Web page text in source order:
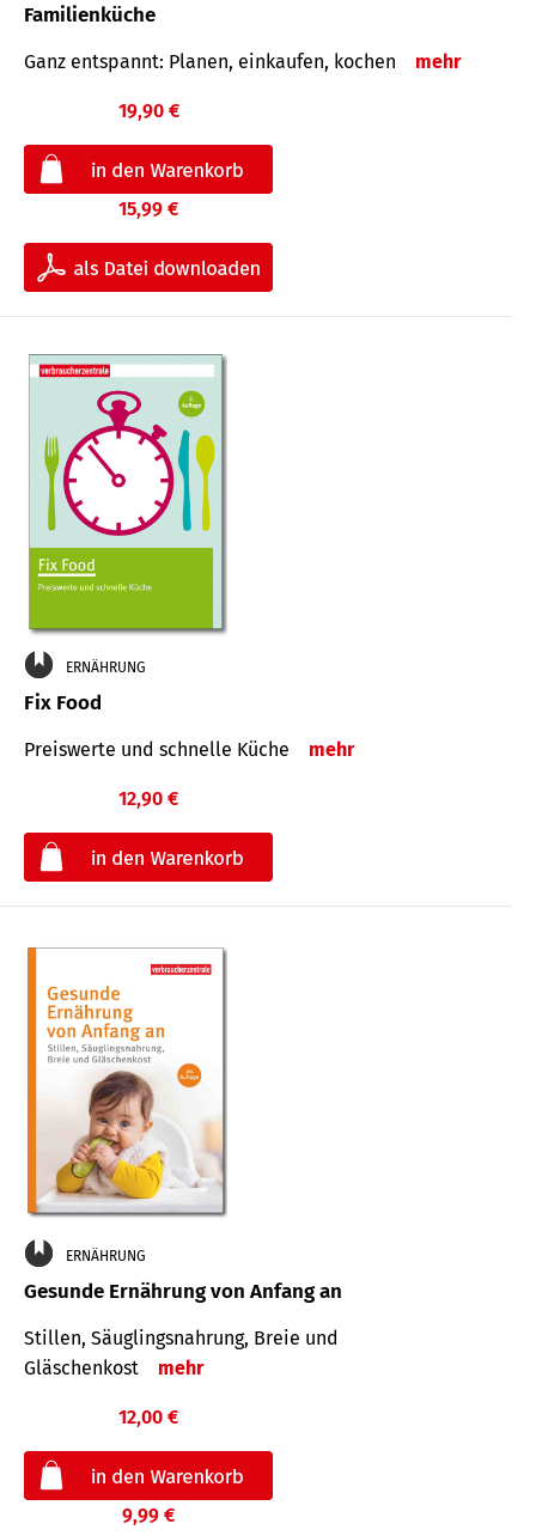
Familienküche
Ganz entspannt: Planen, einkaufen, kochen mehr
19,90 €
15,99 €
ERNÄHRUNG
Fix Food
Preiswerte und schnelle Küche mehr
12,90 €
ERNÄHRUNG
Gesunde Ernährung von Anfang an
Stillen, Säuglingsnahrung, Breie und
Gläschenkost
mehr
12,00 €
9,99 €